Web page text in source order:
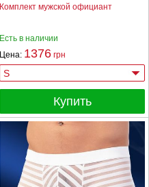
Комплект мужской официант
Есть в наличии
Цена: 1376 грн
Купить